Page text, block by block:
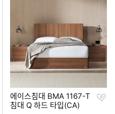
에이스침대 BMA 1167-T
침대 Q 하드 타입(CA)
찜